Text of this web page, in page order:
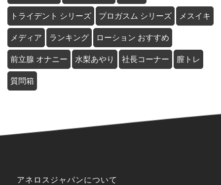
トライデント シリーズ プロガスム シリーズ メスイキ
メディア ランキング ローション おすすめ
前立腺 オナニー 水梨あやり 社長コーナー 膣トレ
質問箱
アネロスジャパンについて